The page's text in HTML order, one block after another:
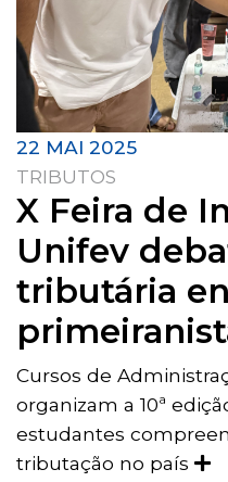
22 MAI 2025
TRIBUTOS
X Feira de
Unifev
tributária
Cursos de
organizam a 10ª
estudantes
tributação no país